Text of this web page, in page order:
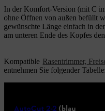
In der Komfort-Version (mit C
ohne Öffnen von außen befüllt
gewünschte Länge einfach in
am unteren Ende des Kopfes den
Kompatible Rasentrimmer,
entnehmen Sie folgender Tabelle: